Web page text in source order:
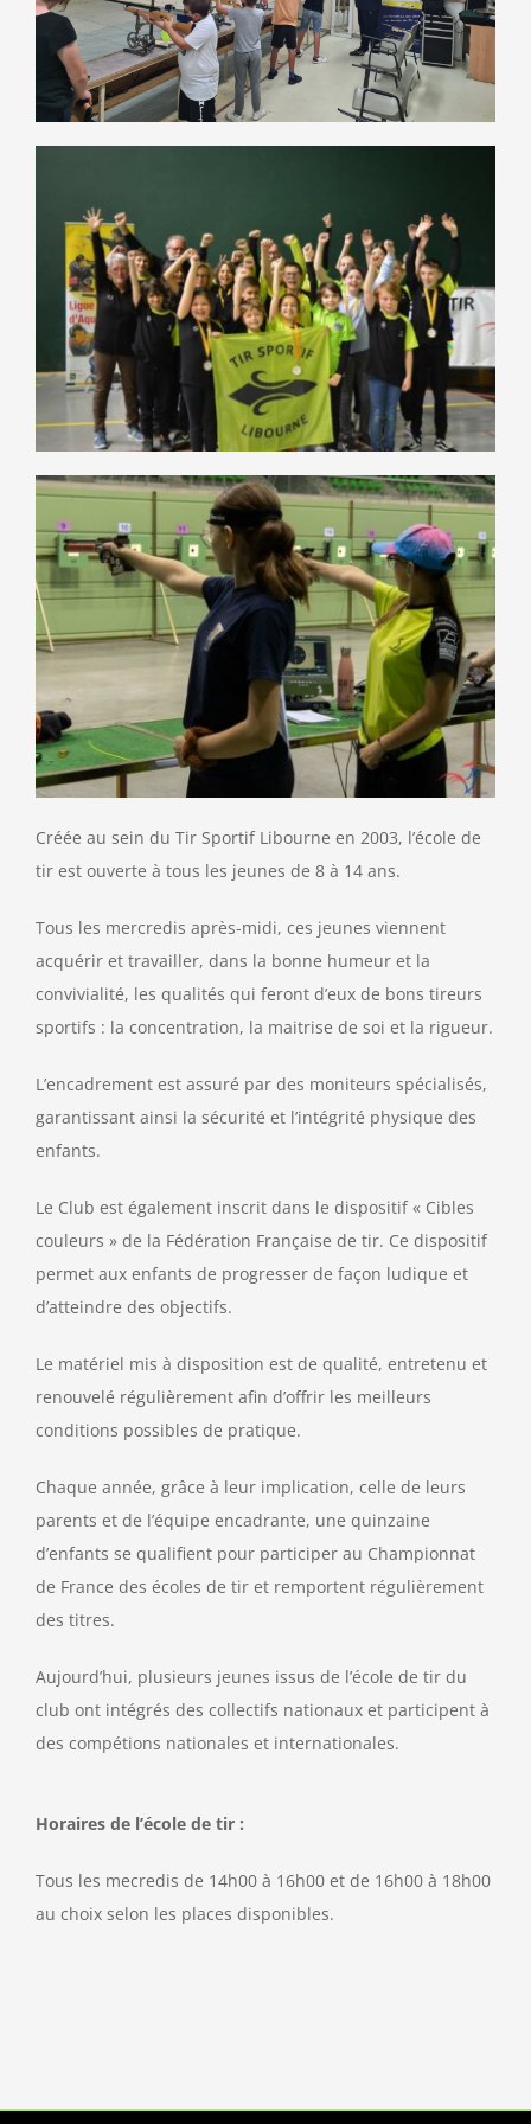
Créée au sein du Tir Sportif Libourne en 2003, l’école de
tir est ouverte à tous les jeunes de 8 à 14 ans.
Tous les mercredis après-midi, ces jeunes viennent
acquérir et travailler, dans la bonne humeur et la
convivialité, les qualités qui feront d’eux de bons tireurs
sportifs : la concentration, la maitrise de soi et la rigueur.
L’encadrement est assuré par des moniteurs spécialisés,
garantissant ainsi la sécurité et l’intégrité physique des
enfants.
Le Club est également inscrit dans le dispositif « Cibles
couleurs » de la Fédération Française de tir. Ce dispositif
permet aux enfants de progresser de façon ludique et
d’atteindre des objectifs.
Le matériel mis à disposition est de qualité, entretenu et
renouvelé régulièrement afin d’offrir les meilleurs
conditions possibles de pratique.
Chaque année, grâce à leur implication, celle de leurs
parents et de l’équipe encadrante, une quinzaine
d’enfants se qualifient pour participer au Championnat
de France des écoles de tir et remportent régulièrement
des titres.
Aujourd’hui, plusieurs jeunes issus de l’école de tir du
club ont intégrés des collectifs nationaux et participent à
des compétions nationales et internationales.
Horaires de l’école de tir :
Tous les mecredis de 14h00 à 16h00 et de 16h00 à 18h00
au choix selon les places disponibles.